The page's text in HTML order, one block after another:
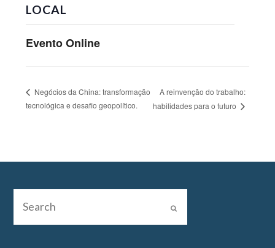
LOCAL
Evento Online
Negócios da China: transformação
tecnológica e desafio geopolítico.
A reinvenção do trabalho:
habilidades para o futuro